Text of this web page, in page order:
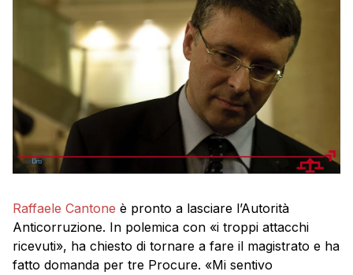
Raffaele Cantone è pronto a lasciare l’Autorità
Anticorruzione. In polemica con «i troppi attacchi
ricevuti», ha chiesto di tornare a fare il magistrato e ha
fatto domanda per tre Procure. «Mi sentivo